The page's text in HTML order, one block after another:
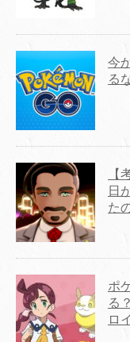
今
る
【
日
た
ポ
る
ロ